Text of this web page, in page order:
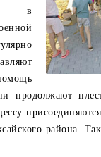
в
продолжают
района.